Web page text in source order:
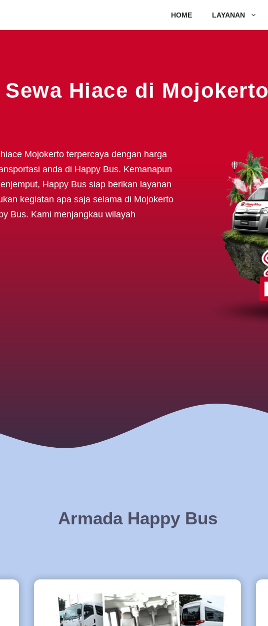
HOME LAYANAN
Sewa Hiace di Mojokerto
Mojokerto terpercaya dengan harga
anda di Happy Bus. Kemanapun
Happy Bus siap berikan layanan
kegiatan apa saja selama di Mojokerto
Bus. Kami menjangkau wilayah
Armada Happy Bus